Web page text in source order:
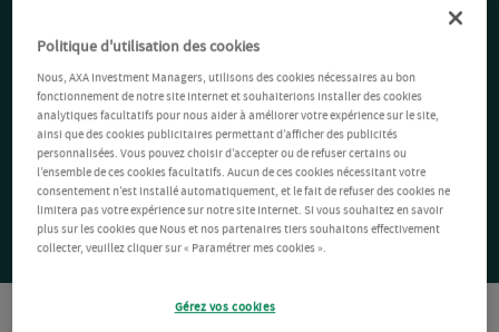
Politique d'utilisation des cookies
Nous, AXA Investment Managers, utilisons des cookies nécessaires au bon
fonctionnement de notre site Internet et souhaiterions installer des cookies
analytiques facultatifs pour nous aider à améliorer votre expérience sur le site,
ainsi que des cookies publicitaires permettant d’afficher des publicités
personnalisées. Vous pouvez choisir d’accepter ou de refuser certains ou
l’ensemble de ces cookies facultatifs. Aucun de ces cookies nécessitant votre
consentement n’est installé automatiquement, et le fait de refuser des cookies ne
limitera pas votre expérience sur notre site Internet. Si vous souhaitez en savoir
plus sur les cookies que Nous et nos partenaires tiers souhaitons effectivement
collecter, veuillez cliquer sur « Paramétrer mes cookies ».
Gérez vos cookies